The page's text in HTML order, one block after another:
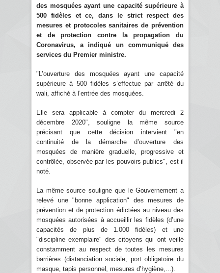
des mosquées ayant une capacité supérieure à
500 fidèles et ce, dans le strict respect des
mesures et protocoles sanitaires de prévention
et de protection contre la propagation du
Coronavirus, a indiqué un communiqué des
services du Premier ministre.
"L’ouverture des mosquées ayant une capacité
supérieure à 500 fidèles s’effectue par arrêté du
wali, affiché à l’entrée des mosquées.
Elle sera applicable à compter du mercredi 2
décembre 2020", souligne la même source
précisant que cette décision intervient "en
continuité de la démarche d’ouverture des
mosquées de manière graduelle, progressive et
contrôlée, observée par les pouvoirs publics", est-il
noté.
La même source souligne que le Gouvernement a
relevé une "bonne application" des mesures de
prévention et de protection édictées au niveau des
mosquées autorisées à accueillir les fidèles (d’une
capacités de plus de 1.000 fidèles) et une
"discipline exemplaire" des citoyens qui ont veillé
constamment au respect de toutes les mesures
barrières (distanciation sociale, port obligatoire du
masque, tapis personnel, mesures d’hygiène,...).